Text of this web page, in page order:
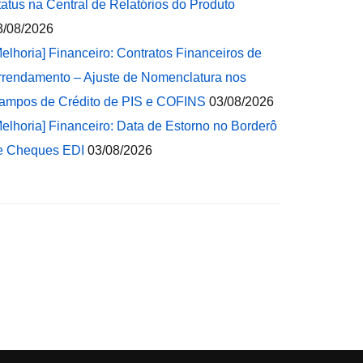
na Central de Relatórios do Produto
08/2026
Financeiro: Contratos Financeiros de
– Ajuste de Nomenclatura nos
de Crédito de PIS e COFINS 03/08/2026
Financeiro: Data de Estorno no Borderô
Cheques EDI 03/08/2026